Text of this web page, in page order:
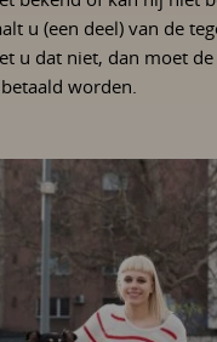
u (een deel) van de
u dat niet, dan moet
worden.